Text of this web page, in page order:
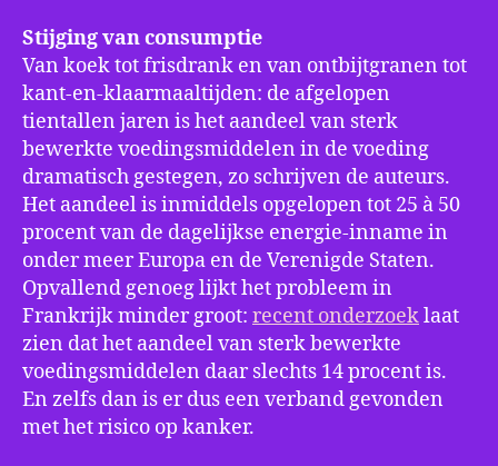
Stijging van consumptie
Van koek tot frisdrank en van ontbijtgranen tot
kant-en-klaarmaaltijden: de afgelopen
tientallen jaren is het aandeel van sterk
bewerkte voedingsmiddelen in de voeding
dramatisch gestegen, zo schrijven de auteurs.
Het aandeel is inmiddels opgelopen tot 25 à 50
procent van de dagelijkse energie-inname in
onder meer Europa en de Verenigde Staten.
Opvallend genoeg lijkt het probleem in
Frankrijk minder groot: recent onderzoeklaat
zien dat het aandeel van sterk bewerkte
voedingsmiddelen daar slechts 14 procent is.
En zelfs dan is er dus een verband gevonden
met het risico op kanker.